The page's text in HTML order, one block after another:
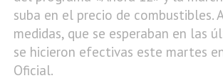
suba en el precio de combustibles.
medidas, que se esperaban en las
se hicieron efectivas este martes
Oficial.